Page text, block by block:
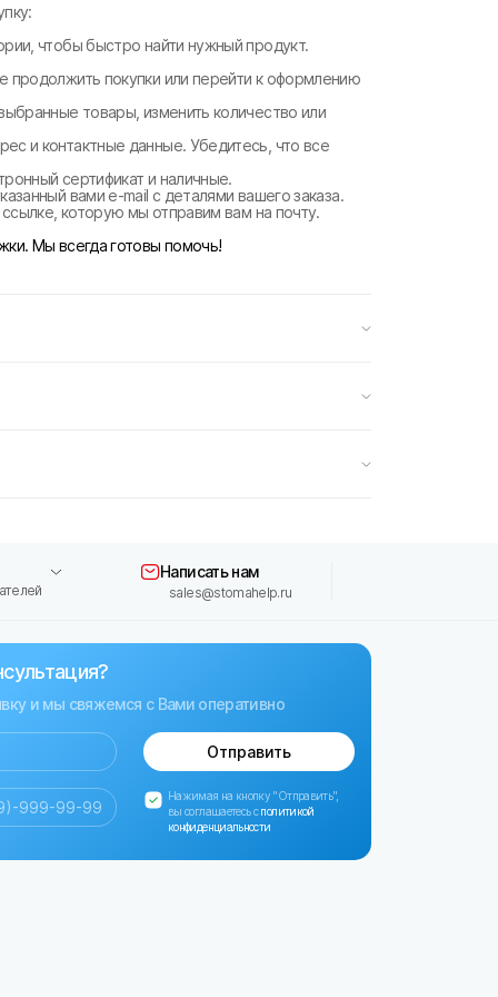
чтобы быстро найти нужный продукт.
продолжить покупки или перейти к оформлению
товары, изменить количество или
и контактные данные. Убедитесь, что все
сертификат и наличные.
вами e-mail с деталями вашего заказа.
которую мы отправим вам на почту.
Мы всегда готовы помочь!
Написать нам
sales@stomahelp.ru
и мы свяжемся с Вами оперативно
Отправить
Нажимая на кнопку "Отправить",
вы соглашаетесь сполитикой
конфиденциальности